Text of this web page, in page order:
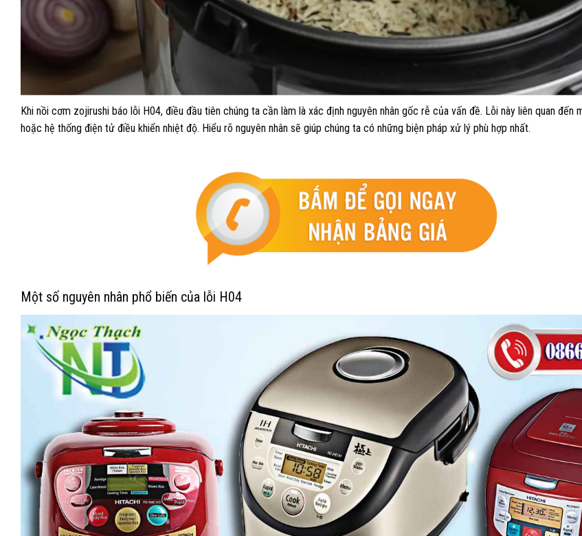
Khi nồi cơm zojirushi báo lỗi H04, điều đầu tiên chúng ta cần làm là xác định nguyên nhân gốc rễ của vấn đề. Lỗi này liên quan đến
hoặc hệ thống điện tử điều khiển nhiệt độ. Hiểu rõ nguyên nhân sẽ giúp chúng ta có những biện pháp xử lý phù hợp nhất.
Một số nguyên nhân phổ biến của lỗi H04